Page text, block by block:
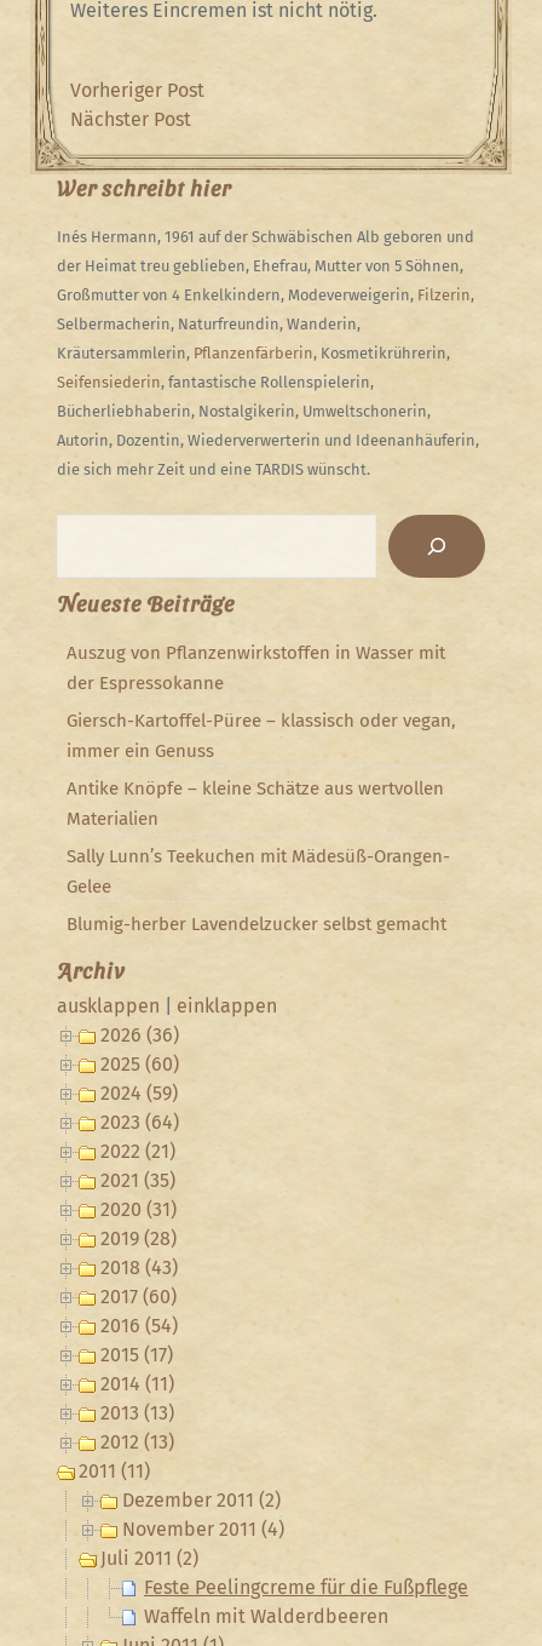
Weiteres Eincremen ist nicht nötig.
Beitragsnavigation
Previous
Post
Vorheriger Post
Next
Post
Nächster Post
Wer schreibt hier
Inés Hermann, 1961 auf der Schwäbischen Alb geboren und
der Heimat treu geblieben, Ehefrau, Mutter von 5 Söhnen,
Großmutter von 4 Enkelkindern, Modeverweigerin, Filzerin,
Selbermacherin, Naturfreundin, Wanderin,
Kräutersammlerin, Pflanzenfärberin, Kosmetikrührerin,
Seifensiederin, fantastische Rollenspielerin,
Bücherliebhaberin, Nostalgikerin, Umweltschonerin,
Autorin, Dozentin, Wiederverwerterin und Ideenanhäuferin,
die sich mehr Zeit und eine TARDIS wünscht.
Neueste Beiträge
Auszug von Pflanzenwirkstoffen in Wasser mit
der Espressokanne
Giersch-Kartoffel-Püree – klassisch oder vegan,
immer ein Genuss
Antike Knöpfe – kleine Schätze aus wertvollen
Materialien
Sally Lunn’s Teekuchen mit Mädesüß-Orangen-
Gelee
Blumig-herber Lavendelzucker selbst gemacht
Archiv
ausklappen
einklappen
2026 (36)
2025 (60)
2024 (59)
2023 (64)
2022 (21)
2021 (35)
2020 (31)
2019 (28)
2018 (43)
2017 (60)
2016 (54)
2015 (17)
2014 (11)
2013 (13)
2012 (13)
2011 (11)
Dezember 2011 (2)
November 2011 (4)
Juli 2011 (2)
Feste Peelingcreme für die Fußpflege
Waffeln mit Walderdbeeren